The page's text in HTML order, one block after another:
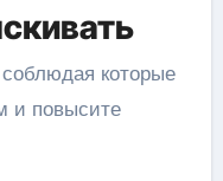
которые
и повысите